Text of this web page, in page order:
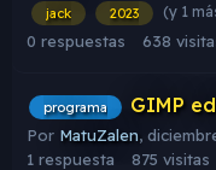
jack 2023 (y 1
0 respuestas 638
programa GIMP
Por MatuZalen,
1 respuesta 875 visitas